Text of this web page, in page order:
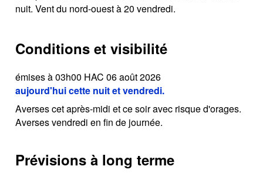
nuit. Vent du nord-ouest à 20 vendredi.
Conditions et visibilité
émises à 03h00 HAC 06 août 2026
aujourd'hui cette nuit et vendredi.
Averses cet après-midi et ce soir avec risque d'orages.
Averses vendredi en fin de journée.
Prévisions à long terme